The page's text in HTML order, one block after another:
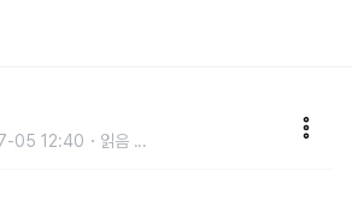
없앨 수 있는 '세탁 꿀팁'
05 12:40 읽음 ...